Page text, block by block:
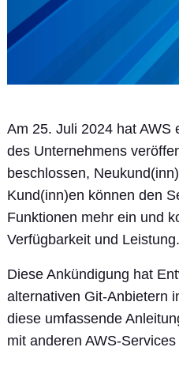
Am 25. Juli 2024 hat AWS
des Unternehmens
beschlossen,
Kund(inn)en können den
Funktionen mehr ein und
Verfügbarkeit und Leistung.
Diese Ankündigung hat
alternativen Git-Anbietern
diese umfassende
mit anderen AWS-